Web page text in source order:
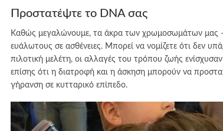
Προστατέψτε το DNA σας
Καθώς μεγαλώνουμε, τα άκρα των χρωμοσωμάτων μας –
ευάλωτους σε ασθένειες. Μπορεί να νομίζετε ότι δεν
πιλοτική μελέτη, οι αλλαγές του τρόπου ζωής
επίσης ότι η διατροφή και η άσκηση μπορούν να
γήρανση σε κυτταρικό επίπεδο.